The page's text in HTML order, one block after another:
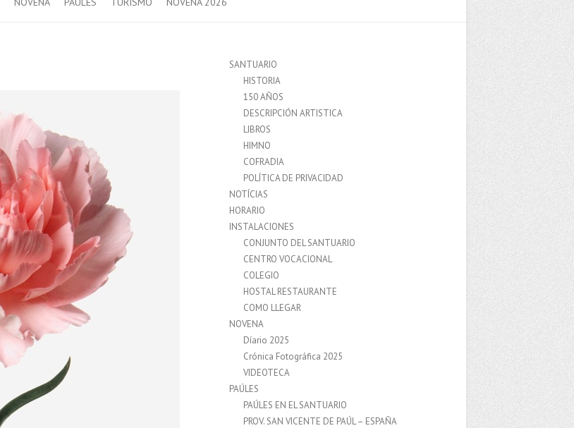
SANTUARIO
HISTORIA
150 AÑOS
DESCRIPCIÓN ARTISTICA
LIBROS
HIMNO
COFRADIA
POLÍTICA DE PRIVACIDAD
NOTÍCIAS
HORARIO
INSTALACIONES
CONJUNTO DEL SANTUARIO
CENTRO VOCACIONAL
COLEGIO
HOSTAL RESTAURANTE
COMO LLEGAR
NOVENA
Díario 2025
Crónica Fotográfica 2025
VIDEOTECA
PAÚLES
PAÚLES EN EL SANTUARIO
PROV. SAN VICENTE DE PAÚL – ESPAÑA